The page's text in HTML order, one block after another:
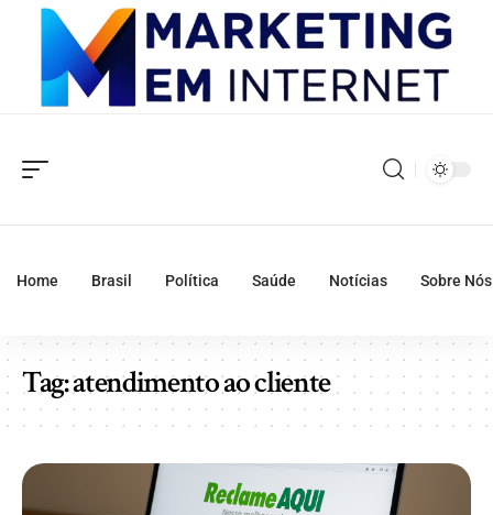
Home Brasil Política Saúde Notícias Sobre Nós
Tag:atendimento ao cliente